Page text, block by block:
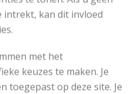
intrekt, kan dit invloed
met het
keuzes te maken. Je
toegepast op deze site. Je